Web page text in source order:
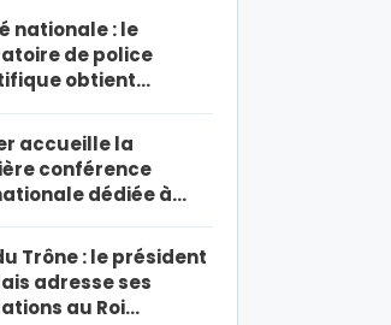
nationale : le
de police
obtient…
accueille la
conférence
dédiée à…
Trône : le président
adresse ses
au Roi…